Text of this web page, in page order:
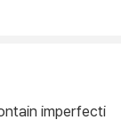
imperfecti